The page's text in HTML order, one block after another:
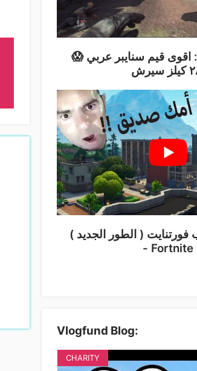
سنايبر كود 16 : اقوى قيم سنايبر عربي 😱
( الطور الجديد ) ابو الفدا اذا لعب فورتنايت
- Fortnite
Vlogfund Blog:
CHARITY